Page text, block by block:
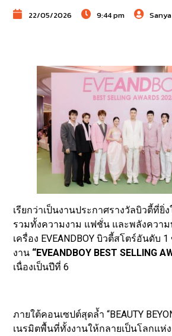
22/05/2026 9:44 pm Sanya
เรียกว่าเป็นงานประกาศรางวัลบิวตี้ที่
รวมทั้งความงาม แฟชั่น และพลังความ
เครื่อง EVEANDBOY บิวตี้สโตร์อันดับ
งาน “EVEANDBOY BEST SELLING
เนื่องเป็นปีที่ 6
ภายใต้คอนเซปต์สุดล้ำ “BEAUTY
เนรมิตพื้นที่ทั้งงานให้กลายเป็นโลกแห่